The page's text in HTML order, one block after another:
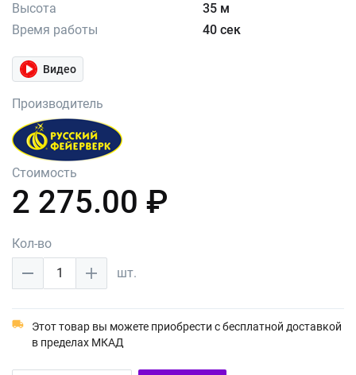
Высота
35 м
Время работы
40 сек
Видео
Производитель
Стоимость
2 275.00 ₽
Кол-во
1
шт.
Этот товар вы можете приобрести с бесплатной доставкой
в пределах МКАД